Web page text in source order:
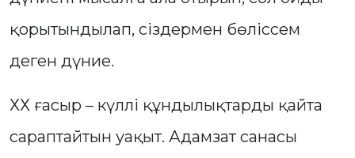
қорытындылап, сіздермен бөліссем
деген дүние.
ХХ ғасыр – күллі құндылықтарды қайта
сараптайтын уақыт. Адамзат санасы